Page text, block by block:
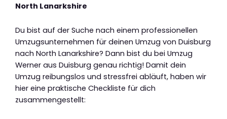
North Lanarkshire
Du bist auf der Suche nach einem professionellen
Umzugsunternehmen für deinen Umzug von Duisburg
nach North Lanarkshire? Dann bist du bei Umzug
Werner aus Duisburg genau richtig! Damit dein
Umzug reibungslos und stressfrei abläuft, haben wir
hier eine praktische Checkliste für dich
zusammengestellt: